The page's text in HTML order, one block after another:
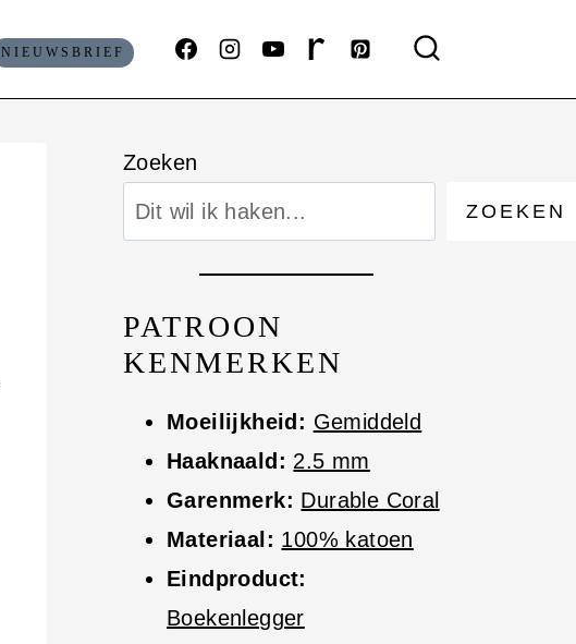
NIEUWSBRIEF
Zoeken
ZOEKEN
PATROON
KENMERKEN
Moeilijkheid: Gemiddeld
Haaknaald: 2.5 mm
Garenmerk: Durable Coral
Materiaal: 100% katoen
Eindproduct:
Boekenlegger